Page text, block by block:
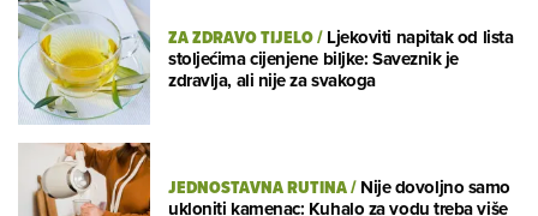
ZA ZDRAVO TIJELO/Ljekoviti napitak od lista
stoljećima cijenjene biljke: Saveznik je
zdravlja, ali nije za svakoga
JEDNOSTAVNA RUTINA/Nije dovoljno samo
ukloniti kamenac: Kuhalo za vodu treba više